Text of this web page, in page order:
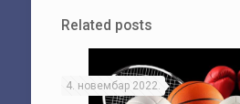
Related posts
4. новембар 2022.